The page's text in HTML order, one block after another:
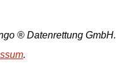
® Datenrettung GmbH.
.